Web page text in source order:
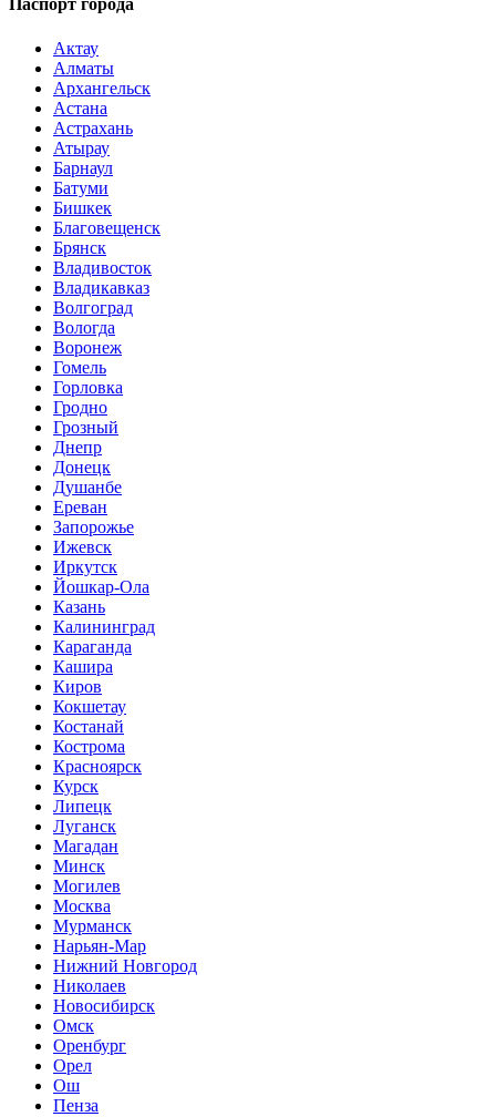
Паспорт города
Актау
Алматы
Архангельск
Астана
Астрахань
Атырау
Барнаул
Батуми
Бишкек
Благовещенск
Брянск
Владивосток
Владикавказ
Волгоград
Вологда
Воронеж
Гомель
Горловка
Гродно
Грозный
Днепр
Донецк
Душанбе
Ереван
Запорожье
Ижевск
Иркутск
Йошкар-Ола
Казань
Калининград
Караганда
Кашира
Киров
Кокшетау
Костанай
Кострома
Красноярск
Курск
Липецк
Луганск
Магадан
Минск
Могилев
Москва
Мурманск
Нарьян-Мар
Нижний Новгород
Николаев
Новосибирск
Омск
Оренбург
Орел
Ош
Пенза